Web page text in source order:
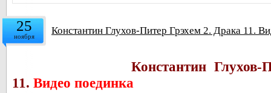
25
ноября Константин Глухов-Питер Грэхем 2. Драка 11.
Константин
11. Видео поединка